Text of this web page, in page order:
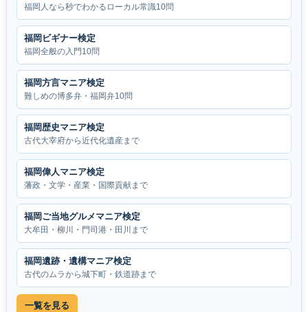
福岡人なら秒でわかるローカル常識10問
福岡ビギナー検定
福岡全般の入門10問
福岡方言マニア検定
難しめの博多弁・福岡弁10問
福岡歴史マニア検定
古代大宰府から近代化遺産まで
福岡偉人マニア検定
藩政・文学・産業・国際貢献まで
福岡ご当地グルメマニア検定
大牟田・柳川・門司港・田川まで
福岡遺跡・遺構マニア検定
古代のムラから城下町・鉄道跡まで
一覧を見る